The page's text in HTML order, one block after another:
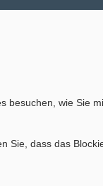
besuchen, wie Sie
dass das